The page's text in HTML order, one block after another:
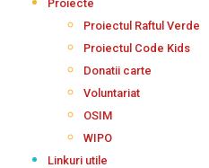
Proiecte
Proiectul Raftul Verde
Proiectul Code Kids
Donatii carte
Voluntariat
OSIM
WIPO
Linkuri utile